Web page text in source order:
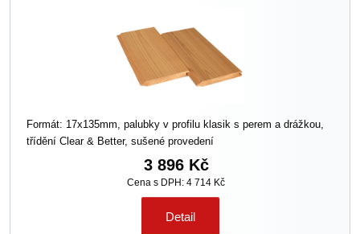
Formát: 17x135mm, palubky v profilu klasik s perem a drážkou,
třídění Clear & Better, sušené provedení
3 896 Kč
Cena s DPH: 4 714 Kč
Detail